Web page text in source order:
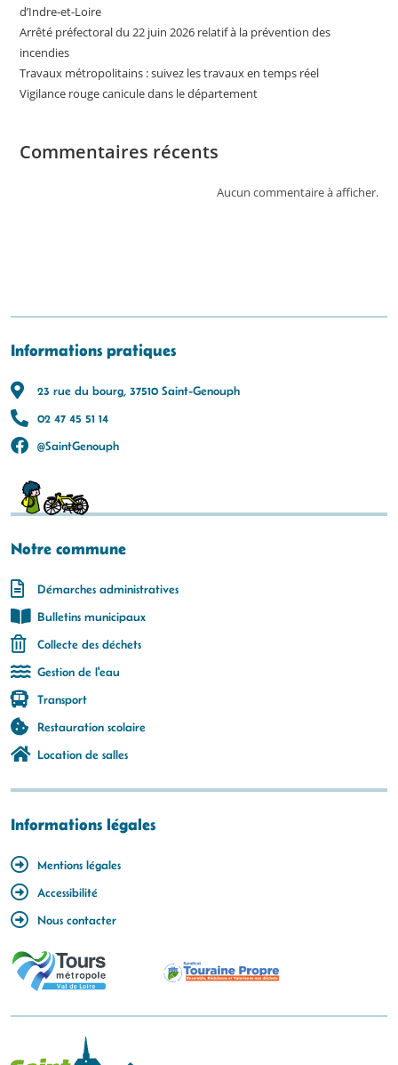
d’Indre-et-Loire
Arrêté préfectoral du 22 juin 2026 relatif à la prévention des
incendies
Travaux métropolitains : suivez les travaux en temps réel
Vigilance rouge canicule dans le département
Commentaires récents
Aucun commentaire à afficher.
Informations pratiques
23 rue du bourg, 37510 Saint-Genouph
02 47 45 51 14
@SaintGenouph
Notre commune
Démarches administratives
Bulletins municipaux
Collecte des déchets
Gestion de l'eau
Transport
Restauration scolaire
Location de salles
Informations légales
Mentions légales
Accessibilité
Nous contacter